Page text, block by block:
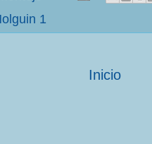
1
Inicio